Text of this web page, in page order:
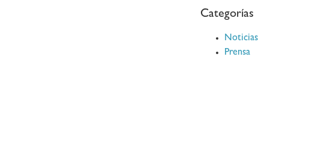
Categorías
Noticias
Prensa